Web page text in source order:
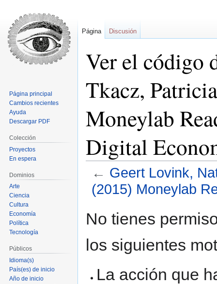
Ver el código
Tkacz,
Moneylab
Digital
← Geert Lovink,
(2015) Moneylab
navegación
búsqueda
No tienes
los siguientes
La acción que
Página Discusión
Página principal
Cambios recientes
Ayuda
Descargar PDF
Colección
Proyectos
En espera
Dominios
Arte
Ciencia
Cultura
Economía
Política
Tecnología
Públicos
Idioma(s)
País(es) de inicio
Año de inicio